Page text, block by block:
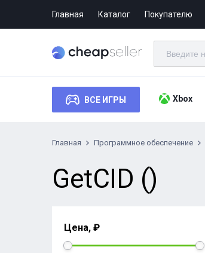
Главная Каталог Покупателю
ВСЕ ИГРЫ Xbox
Главная Программное обеспечение
GetCID ()
Цена, ₽